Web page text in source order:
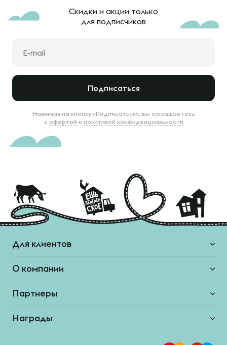
Скидки и акции только
для подписчиков
Подписаться
Нажимая на кнопку «Подписаться», вы соглашаетесь
с офертой и политикой конфиденциальности
Для клиентов
О компании
Партнеры
Награды